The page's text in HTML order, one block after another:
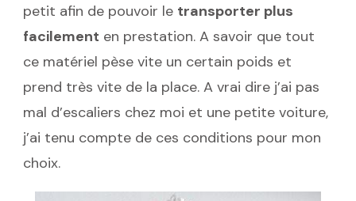
petit afin de pouvoir le transporter plus
facilement en prestation. A savoir que tout
ce matériel pèse vite un certain poids et
prend très vite de la place. A vrai dire j’ai pas
mal d’escaliers chez moi et une petite voiture,
j’ai tenu compte de ces conditions pour mon
choix.